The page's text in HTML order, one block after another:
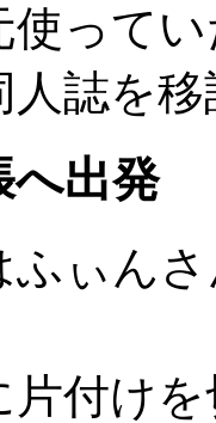
使って
人誌を
へ出発
ふぃん
片付け